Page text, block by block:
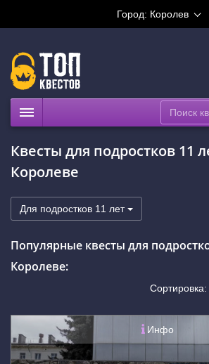
Город: Королев
Рейтинги
На карте
Квесты для подростков 11
Королеве
Для подростков 11 лет
Популярные квесты для
Королеве:
Сортировка:
Инфо